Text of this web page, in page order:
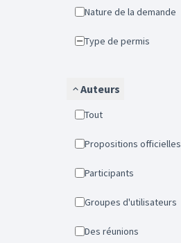
Nature de la demande
Type de permis
Auteurs
Tout
Propositions officielles
Participants
Groupes d'utilisateurs
Des réunions